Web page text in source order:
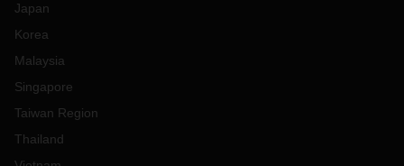
Japan
Korea
Malaysia
Singapore
Taiwan Region
Thailand